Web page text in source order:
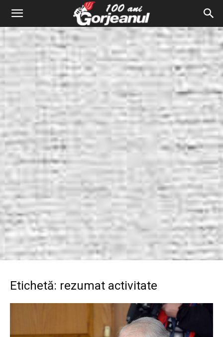
Etichetă: rezumat activitate